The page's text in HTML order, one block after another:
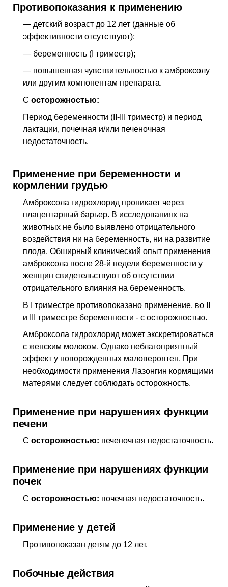
Противопоказания к применению
— детский возраст до 12 лет (данные об
эффективности отсутствуют);
— беременность (I триместр);
— повышенная чувствительностью к амброксолу
или другим компонентам препарата.
С осторожностью:
Период беременности (II-III триместр) и период
лактации, почечная и/или печеночная
недостаточность.
Применение при беременности и
кормлении грудью
Амброксола гидрохлорид проникает через
плацентарный барьер. В исследованиях на
животных не было выявлено отрицательного
воздействия ни на беременность, ни на развитие
плода. Обширный клинический опыт применения
амброксола после 28-й недели беременности у
женщин свидетельствуют об отсутствии
отрицательного влияния на беременность.
В I триместре противопоказано применение, во II
и III триместре беременности - с осторожностью.
Амброксола гидрохлорид может экскретироваться
с женским молоком. Однако неблагоприятный
эффект у новорожденных маловероятен. При
необходимости применения Лазонгин кормящими
матерями следует соблюдать осторожность.
Применение при нарушениях функции
печени
С осторожностью: печеночная недостаточность.
Применение при нарушениях функции
почек
С осторожностью: почечная недостаточность.
Применение у детей
Противопоказан детям до 12 лет.
Побочные действия